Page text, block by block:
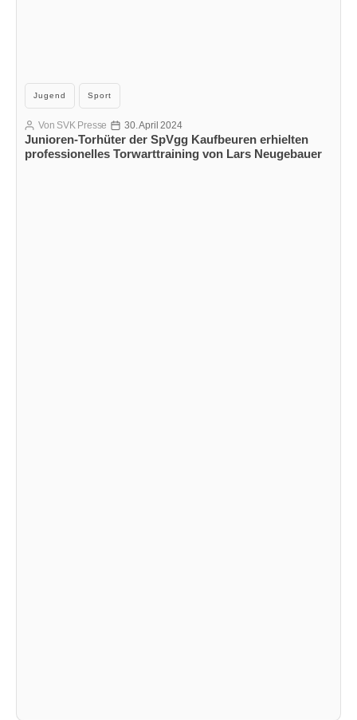
Kategorien
Jugend Sport
Junioren-Torhüter der SpVgg Kaufbeuren erhielten
professionelles Torwarttraining von Lars Neugebauer
Beitragsautor
Von SVK Presse Veröffentlichungsdatum
30. April 2024